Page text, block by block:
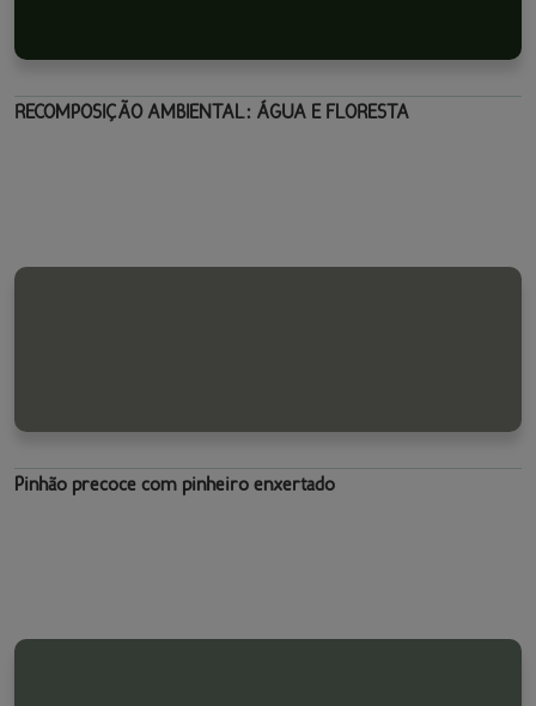
RECOMPOSIÇÃO AMBIENTAL: ÁGUA E FLORESTA
Pinhão precoce com pinheiro enxertado